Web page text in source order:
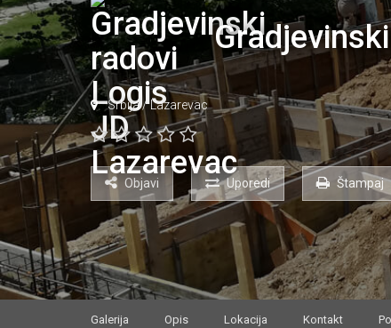
Srbija/Lazarevac
Objavi Uporedi Štampaj
Galerija Opis Lokacija Kontakt